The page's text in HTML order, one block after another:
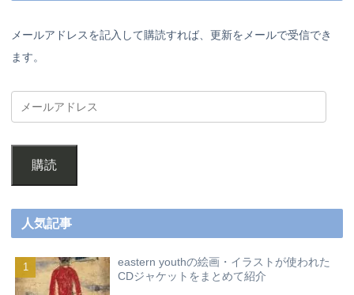
メールアドレスを記入して購読すれば、更新をメールで受信でき
ます。
購読
人気記事
eastern youthの絵画・イラストが使われた
CDジャケットをまとめて紹介